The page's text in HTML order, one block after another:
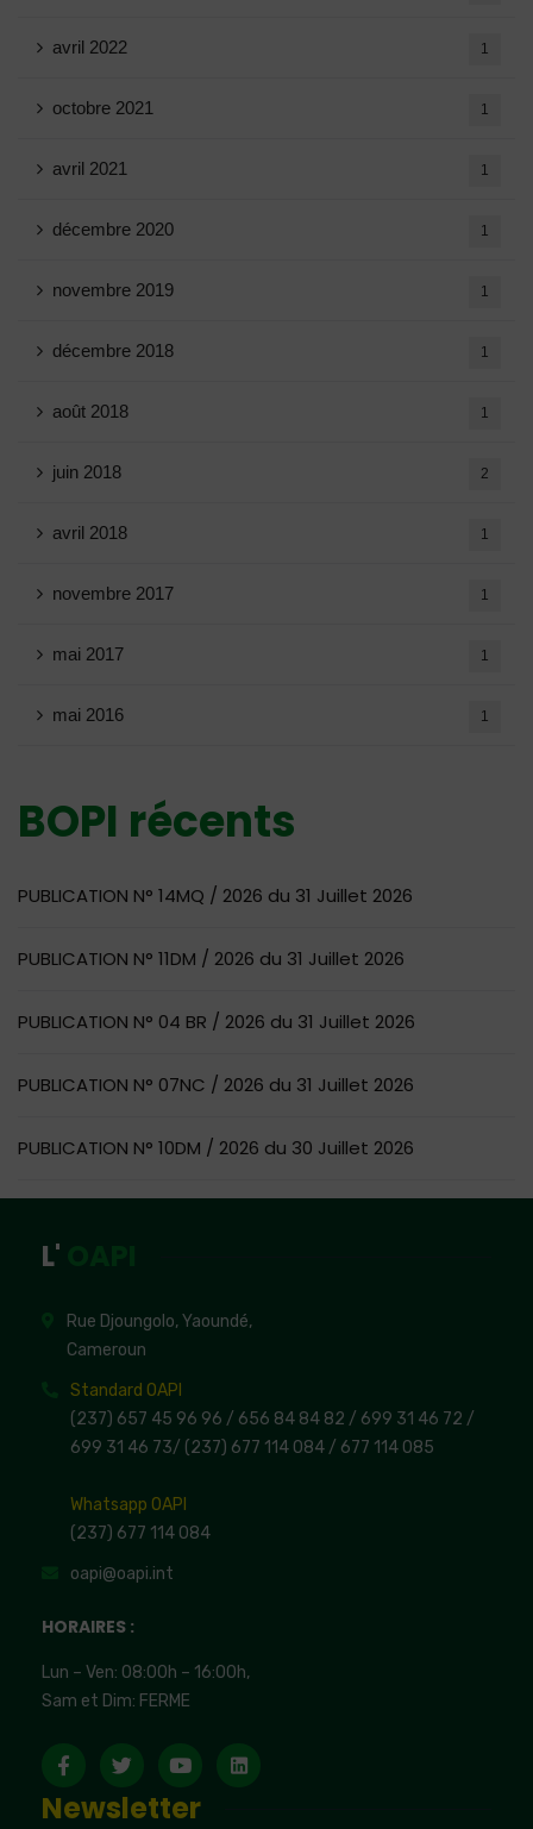
avril 2022 1
octobre 2021 1
avril 2021 1
décembre 2020 1
novembre 2019 1
décembre 2018 1
août 2018 1
juin 2018 2
avril 2018 1
novembre 2017 1
mai 2017 1
mai 2016 1
BOPI récents
PUBLICATION N° 14MQ / 2026 du 31 Juillet 2026
PUBLICATION N° 11DM / 2026 du 31 Juillet 2026
PUBLICATION N° 04 BR / 2026 du 31 Juillet 2026
PUBLICATION N° 07NC / 2026 du 31 Juillet 2026
PUBLICATION N° 10DM / 2026 du 30 Juillet 2026
L'
Rue Djoungolo, Yaoundé,
Cameroun
Standard OAPI
(237) 657 45 96 96 / 656 84 84 82 / 699 31 46 72 /
699 31 46 73/ (237) 677 114 084 / 677 114 085
Whatsapp OAPI
(237) 677 114 084
oapi@oapi.int
HORAIRES :
Lun – Ven: 08:00h – 16:00h,
Sam et Dim: FERME
Newsletter